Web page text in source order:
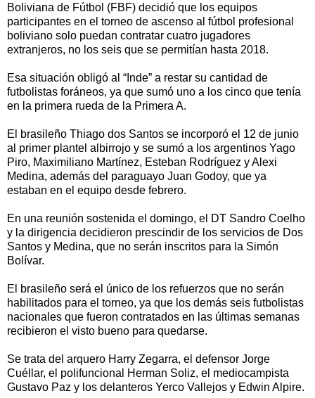
Boliviana de Fútbol (FBF) decidió que los equipos
participantes en el torneo de ascenso al fútbol profesional
boliviano solo puedan contratar cuatro jugadores
extranjeros, no los seis que se permitían hasta 2018.
Esa situación obligó al “Inde” a restar su cantidad de
futbolistas foráneos, ya que sumó uno a los cinco que tenía
en la primera rueda de la Primera A.
El brasileño Thiago dos Santos se incorporó el 12 de junio
al primer plantel albirrojo y se sumó a los argentinos Yago
Piro, Maximiliano Martínez, Esteban Rodríguez y Alexi
Medina, además del paraguayo Juan Godoy, que ya
estaban en el equipo desde febrero.
En una reunión sostenida el domingo, el DT Sandro Coelho
y la dirigencia decidieron prescindir de los servicios de Dos
Santos y Medina, que no serán inscritos para la Simón
Bolívar.
El brasileño será el único de los refuerzos que no serán
habilitados para el torneo, ya que los demás seis futbolistas
nacionales que fueron contratados en las últimas semanas
recibieron el visto bueno para quedarse.
Se trata del arquero Harry Zegarra, el defensor Jorge
Cuéllar, el polifuncional Herman Soliz, el mediocampista
Gustavo Paz y los delanteros Yerco Vallejos y Edwin Alpire.